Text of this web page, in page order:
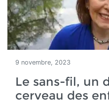
9 novembre, 2023
Le sans-fil, un
cerveau des